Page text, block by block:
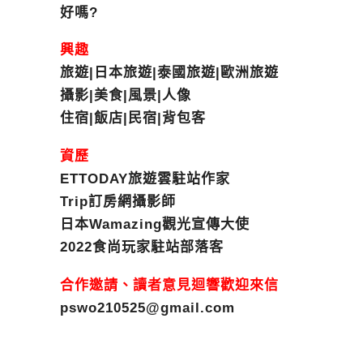
好嗎?
興趣
旅遊|日本旅遊|泰國旅遊|歐洲旅遊
攝影|美食|風景|人像
住宿|飯店|民宿|背包客
資歷
ETTODAY旅遊雲駐站作家
Trip訂房網攝影師
日本Wamazing觀光宣傳大使
2022食尚玩家駐站部落客
合作邀請、讀者意見迴響歡迎來信
pswo210525@gmail.com